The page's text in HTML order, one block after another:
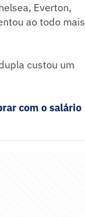
Everton,
ao todo mais
custou um
com o salário